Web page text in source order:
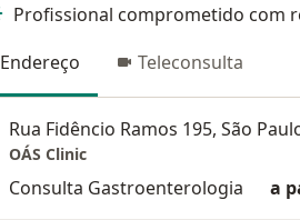
Profissional comprometido com
Endereço
Teleconsulta
Rua Fidêncio Ramos 195, São
OÁS Clinic
Consulta Gastroenterologia a